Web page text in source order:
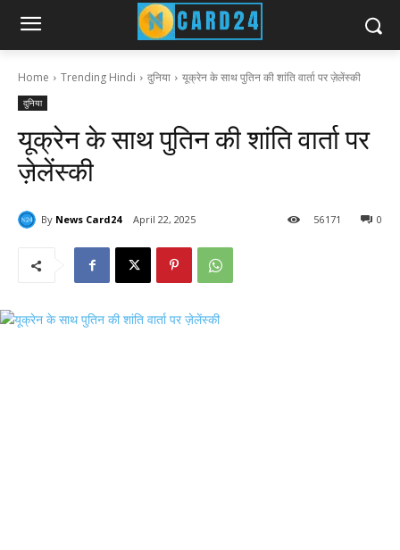
Home Trending Hindi दुनिया यूक्रेन के साथ पुतिन की शांति वार्ता पर ज़ेलेंस्की
दुनिया
यूक्रेन के साथ पुतिन की शांति वार्ता पर
ज़ेलेंस्की
By News Card24 April 22, 2025 0
56171